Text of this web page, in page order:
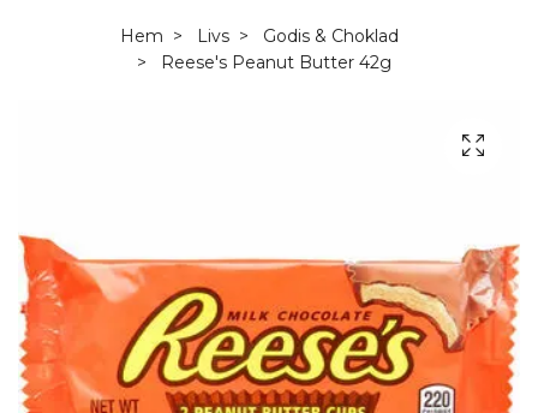
Hem Livs
Godis & Choklad
Reese's Peanut Butter 42g